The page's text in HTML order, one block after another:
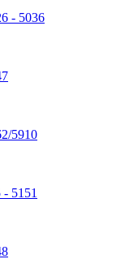
- 5036
5910
5151